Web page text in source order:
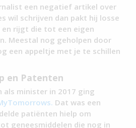
een negatief artikel over
wil schrijven dan pakt hij losse
rijgt die tot een eigen
Meestal nog geholpen door
een appeltje met je te schillen
en Patenten
als minister in 2017 ging
Dat was een
patiënten hielp om
geneesmiddelen die nog in